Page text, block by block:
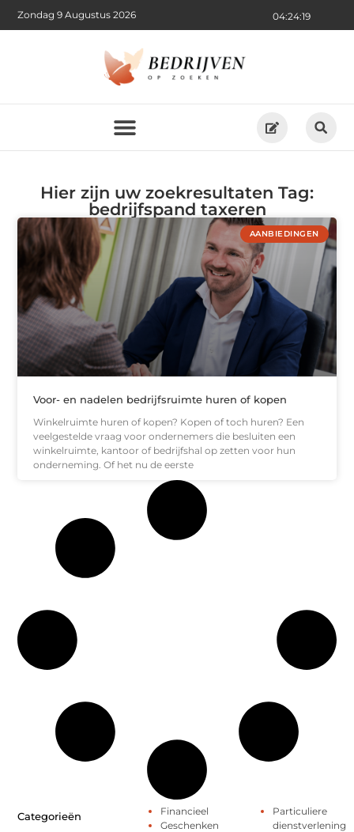
04:24:19
Zondag 9 Augustus 2026
Hier zijn uw zoekresultaten Tag:
bedrijfspand taxeren
AANBIEDINGEN
Voor- en nadelen bedrijfsruimte huren of kopen
Winkelruimte huren of kopen? Kopen of toch huren? Een
veelgestelde vraag voor ondernemers die besluiten een
winkelruimte, kantoor of bedrijfshal op zetten voor hun
onderneming. Of het nu de eerste
Categorieën
Financieel
Geschenken
Particuliere
dienstverlening